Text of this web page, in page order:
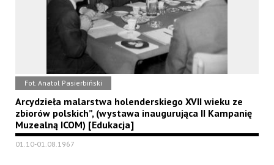
Fot. Anatol Pasierbiński
Arcydzieła malarstwa holenderskiego XVII wieku ze
zbiorów polskich”, (wystawa inaugurująca II Kampanię
Muzealną ICOM) [Edukacja]
01.10-01.08.1967